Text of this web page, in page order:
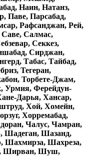
Наин, Натанз,
Паве, Парсабад,
Рафсанджан, Рей,
Саве, Салмас,
Секкез,
Сирджан,
Табас, Тайбад,
Тегеран,
Торбете-Джам,
Урмия, Ферейдун-
Дарья, Хансар,
Хой, Хомейн,
Хорремабад,
Чалус, Чамран,
Шадеган, Шазанд,
Шахмирза, Шахреза,
Ширван, Шуш,